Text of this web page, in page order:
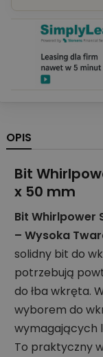
OPIS
Bit
x 50 mm
Bit Whirlpower
– Wysoka
solidny bit do
potrzebują
do łba wkręta.
wyborem do
wymagających
To praktyczny